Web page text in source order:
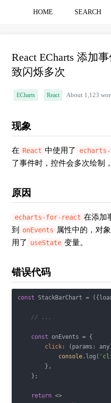
HOME SEARCH
React ECharts 添加
致闪烁多次
ECharts React About 1,123
现象
在 React 中使用了
了事件时，控件会多次绘制
原因
echarts-for-react 在添加
到
onEvents 属性中的，对
用了 useState 变量。
错误代码
const StackBarChart = (
// ...
const onEvents = {
click : ( params: any
console .log(
        },
    };
return <>